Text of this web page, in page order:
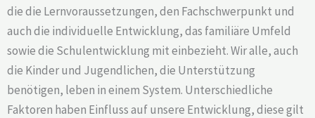
die die Lernvoraussetzungen, den Fachschwerpunkt und
auch die individuelle Entwicklung, das familiäre Umfeld
sowie die Schulentwicklung mit einbezieht. Wir alle, auch
die Kinder und Jugendlichen, die Unterstützung
benötigen, leben in einem System. Unterschiedliche
Faktoren haben Einfluss auf unsere Entwicklung, diese gilt